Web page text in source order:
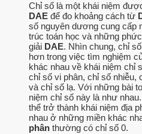
Chỉ số là một khái niệm
DAE để đo khoảng cách từ
số nguyên dương cung cấp
trúc toán học và những
giải DAE. Nhìn chung, chỉ
hơn trong việc tìm nghiệm
khác nhau về khái niệm chỉ
chỉ số vi phân, chỉ số nhiễu,
và chỉ số lạ. Với những bài
niệm chỉ số này là như
thể trở thành khái niệm địa
nhau ở những miền khác
phân thường có chỉ số 0.